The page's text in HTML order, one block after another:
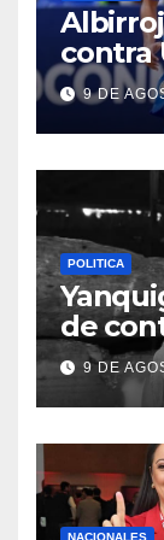
contra
9 DE
POLITICA
de
9 DE
NACIONALES